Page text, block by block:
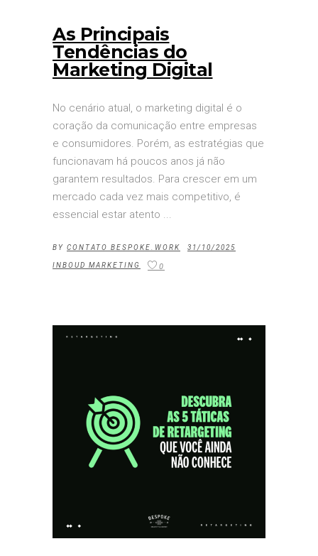
As Principais
Tendências do
Marketing Digital
No cenário atual, o marketing digital é o
coração da comunicação entre empresas
e consumidores. Porém, as estratégias que
funcionavam há poucos anos já não
garantem resultados. Para crescer em um
mercado cada vez mais competitivo, é
essencial estar atento
BY CONTATO BESPOKE.WORK 31/10/2025
INBOUD MARKETING 0